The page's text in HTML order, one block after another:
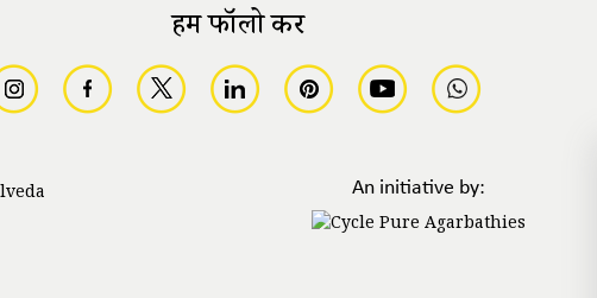
हमें फॉलो करें
An initiative by: